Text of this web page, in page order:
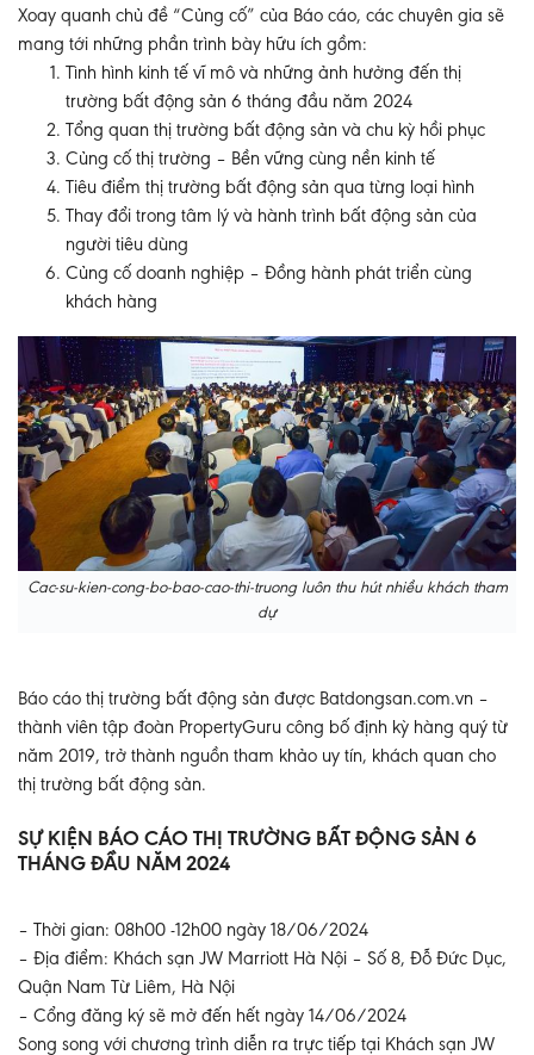
Xoay quanh chủ đề “Củng cố” của Báo cáo, các chuyên gia sẽ
mang tới những phần trình bày hữu ích gồm:
Tình hình kinh tế vĩ mô và những ảnh hưởng đến thị
trường bất động sản 6 tháng đầu năm 2024
Tổng quan thị trường bất động sản và chu kỳ hồi phục
Củng cố thị trường – Bền vững cùng nền kinh tế
Tiêu điểm thị trường bất động sản qua từng loại hình
Thay đổi trong tâm lý và hành trình bất động sản của
người tiêu dùng
Củng cố doanh nghiệp – Đồng hành phát triển cùng
khách hàng
Cac-su-kien-cong-bo-bao-cao-thi-truong luôn thu hút nhiều khách tham
dự
Báo cáo thị trường bất động sản được Batdongsan.com.vn –
thành viên tập đoàn PropertyGuru công bố định kỳ hàng quý từ
năm 2019, trở thành nguồn tham khảo uy tín, khách quan cho
thị trường bất động sản.
SỰ KIỆN BÁO CÁO THỊ TRƯỜNG BẤT ĐỘNG SẢN 6
THÁNG ĐẦU NĂM 2024
– Thời gian: 08h00 -12h00 ngày 18/06/2024
– Địa điểm: Khách sạn JW Marriott Hà Nội – Số 8, Đỗ Đức Dục,
Quận Nam Từ Liêm, Hà Nội
– Cổng đăng ký sẽ mở đến hết ngày 14/06/2024
Song song với chương trình diễn ra trực tiếp tại Khách sạn JW